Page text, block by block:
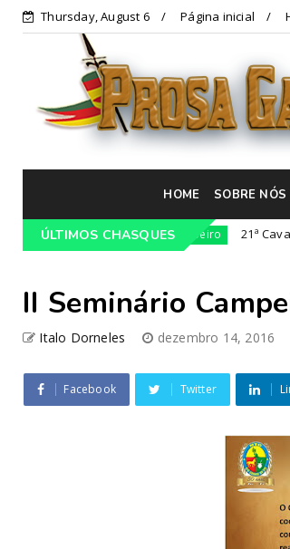
Thursday, August 6 Página inicial
HOME SOBRE NÓS
ÚLTIMOS CHASQUES
RS Campeiro 21ª Cavalgada
II Seminário
Italo Dorneles dezembro 14, 2016
Facebook Twitter